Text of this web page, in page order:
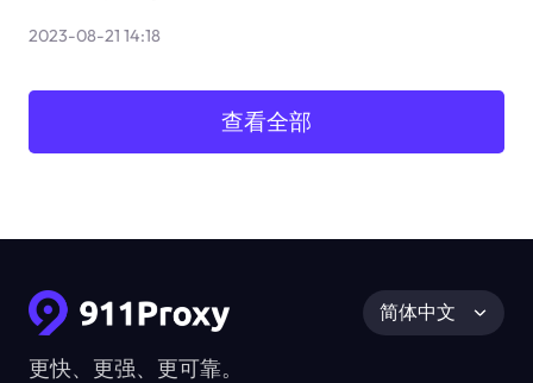
2023-08-21 14:18
查看全部
更快、更强、更可靠。
简体中文